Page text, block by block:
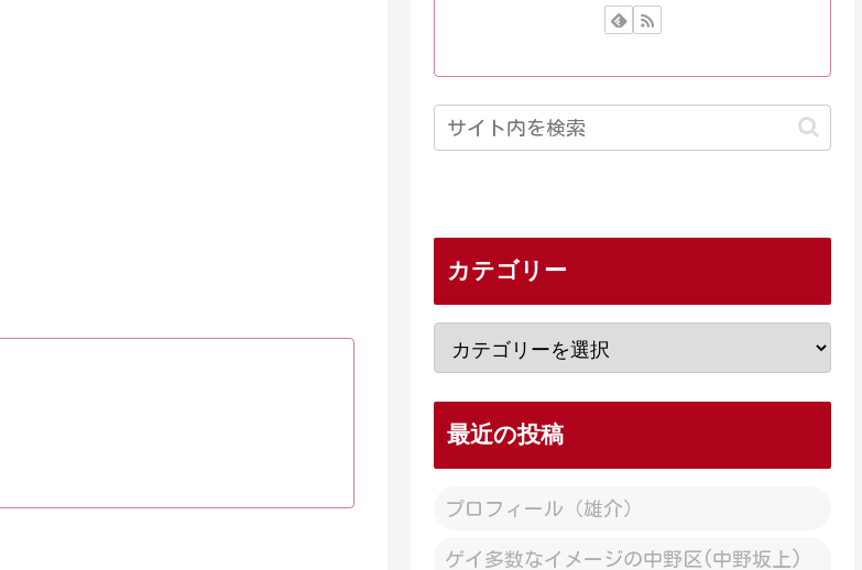
カテゴリー
最近の投稿
プロフィール（雄介）
ゲイ多数なイメージの中野区(中野坂上)